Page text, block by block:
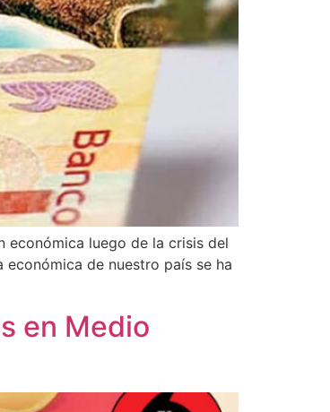
económica luego de la crisis del
de nuestro país se ha
en Medio